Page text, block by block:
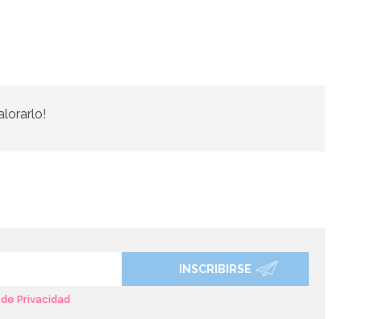
INSCRIBIRSE
Privacidad